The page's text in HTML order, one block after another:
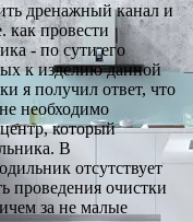
дренажный канал и
как провести
- по сути его
к изделию данной
я получил ответ, что
необходимо
который
В
отсутствует
проведения очистки
за не малые